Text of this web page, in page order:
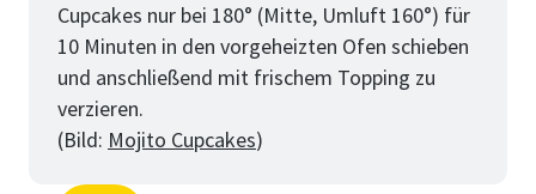
Cupcakes nur bei 180° (Mitte, Umluft 160°) für
10 Minuten in den vorgeheizten Ofen schieben
und anschließend mit frischem Topping zu
verzieren.
(Bild: Mojito Cupcakes)